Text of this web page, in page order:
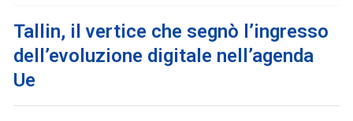
Tallin, il vertice che segnò l’ingresso
dell’evoluzione digitale nell’agenda
Ue